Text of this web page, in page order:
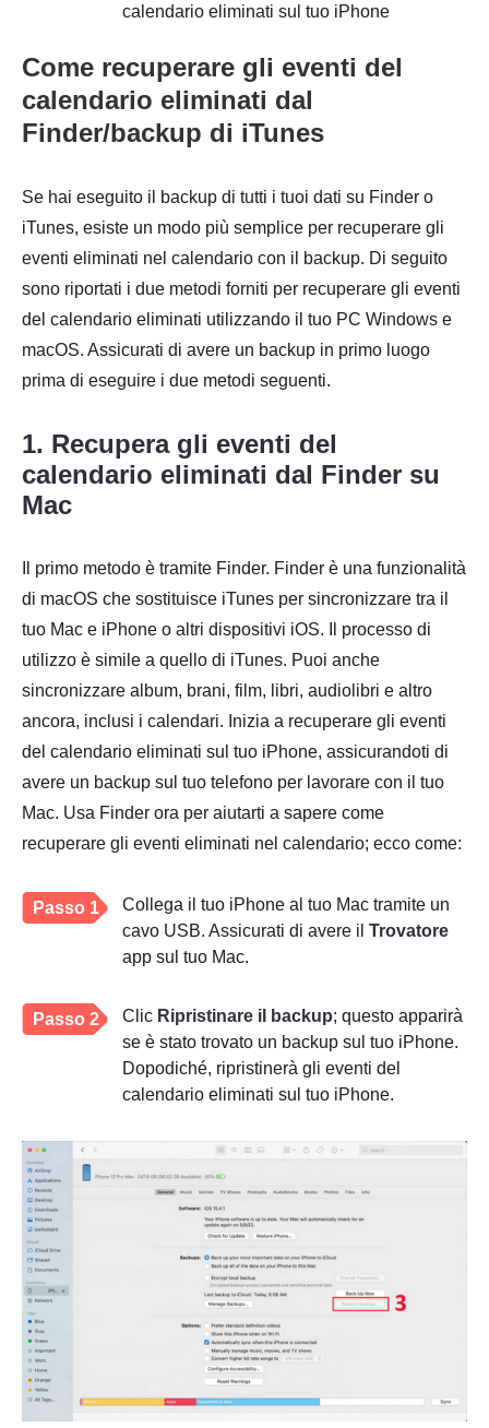
calendario eliminati sul tuo iPhone
Come recuperare gli eventi del
calendario eliminati dal
Finder/backup di iTunes
Se hai eseguito il backup di tutti i tuoi dati su Finder o
iTunes, esiste un modo più semplice per recuperare gli
eventi eliminati nel calendario con il backup. Di seguito
sono riportati i due metodi forniti per recuperare gli eventi
del calendario eliminati utilizzando il tuo PC Windows e
macOS. Assicurati di avere un backup in primo luogo
prima di eseguire i due metodi seguenti.
1. Recupera gli eventi del
calendario eliminati dal Finder su
Mac
Il primo metodo è tramite Finder. Finder è una funzionalità
di macOS che sostituisce iTunes per sincronizzare tra il
tuo Mac e iPhone o altri dispositivi iOS. Il processo di
utilizzo è simile a quello di iTunes. Puoi anche
sincronizzare album, brani, film, libri, audiolibri e altro
ancora, inclusi i calendari. Inizia a recuperare gli eventi
del calendario eliminati sul tuo iPhone, assicurandoti di
avere un backup sul tuo telefono per lavorare con il tuo
Mac. Usa Finder ora per aiutarti a sapere come
recuperare gli eventi eliminati nel calendario; ecco come:
Passo 1
Collega il tuo iPhone al tuo Mac tramite un
cavo USB. Assicurati di avere il Trovatore
app sul tuo Mac.
Passo 2 Clic Ripristinare il backup; questo apparirà
se è stato trovato un backup sul tuo iPhone.
Dopodiché, ripristinerà gli eventi del
calendario eliminati sul tuo iPhone.